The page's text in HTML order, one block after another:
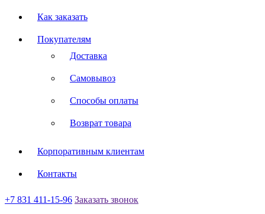
Как заказать
Покупателям
Доставка
Самовывоз
Способы оплаты
Возврат товара
Корпоративным клиентам
Контакты
+7 831 411-15-96 Заказать звонок